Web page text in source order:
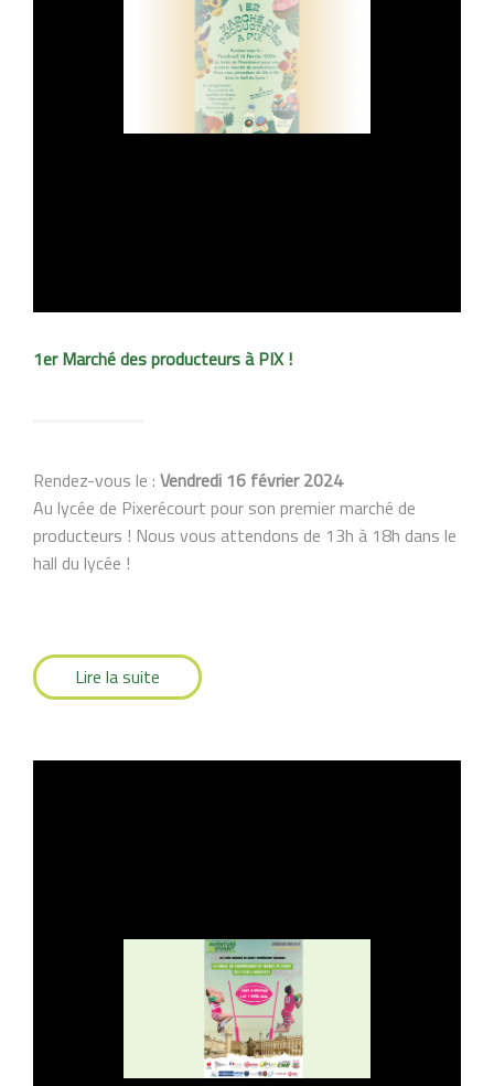
1er Marché des producteurs à PIX !
Rendez-vous le : Vendredi 16 février 2024
Au lycée de Pixerécourt pour son premier marché de
producteurs ! Nous vous attendons de 13h à 18h dans le
hall du lycée !
Lire la suite